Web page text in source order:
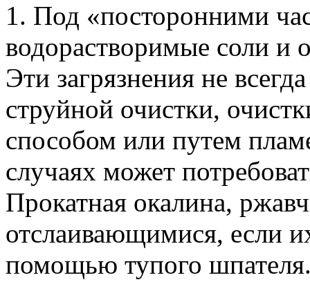
1. Под «посторонними
водорастворимые соли и
Эти загрязнения не
струйной очистки,
способом или путем
случаях может
Прокатная окалина,
отслаивающимися, если
помощью тупого